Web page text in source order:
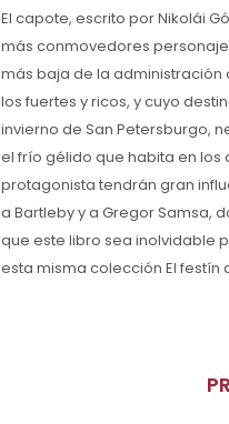
El capote, escrito por Nikolái
más conmovedores
más baja de la administración
los fuertes y ricos, y cuyo
invierno de San Petersburgo,
el frío gélido que habita en
protagonista tendrán gran
a Bartleby y a Gregor Samsa,
que este libro sea inolvidable
esta misma colección El festín